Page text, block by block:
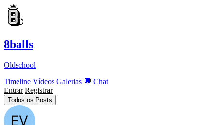
8balls
Oldschool
Timeline Vídeos Galerias 💬 Chat
Entrar Registrar
Todos os Posts